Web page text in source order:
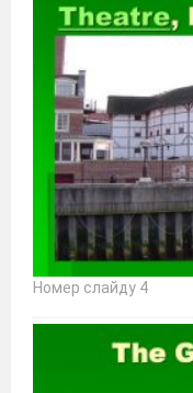
Номер слайду 4